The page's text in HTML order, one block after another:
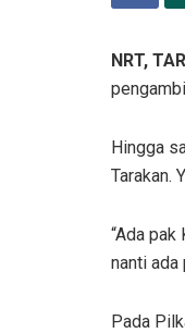
NRT,
Hingga
Tarakan.
“Ada
nanti ada
Pada